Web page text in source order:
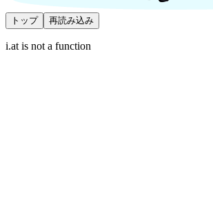
トップ 再読み込み
i.at is not a function